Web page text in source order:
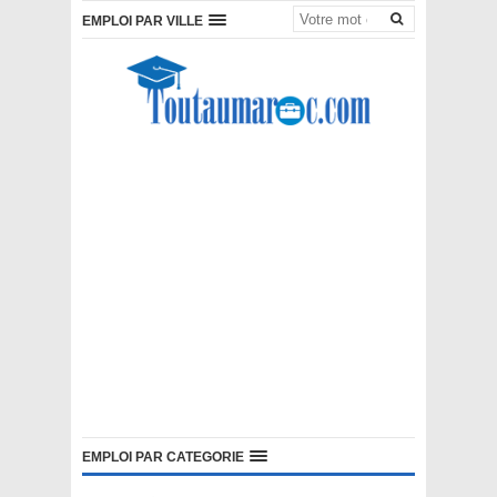
EMPLOI PAR VILLE
EMPLOI PAR CATEGORIE